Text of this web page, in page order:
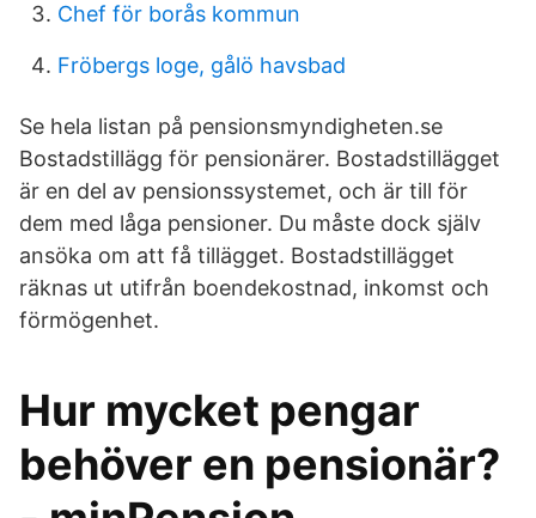
Chef för borås kommun
Fröbergs loge, gålö havsbad
Se hela listan på pensionsmyndigheten.se
Bostadstillägg för pensionärer. Bostadstillägget
är en del av pensionssystemet, och är till för
dem med låga pensioner. Du måste dock själv
ansöka om att få tillägget. Bostadstillägget
räknas ut utifrån boendekostnad, inkomst och
förmögenhet.
Hur mycket pengar
behöver en pensionär?